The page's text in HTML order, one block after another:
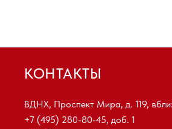
КОНТАКТЫ
ВДНХ, Проспект Мира, д. 119,
+7 (495) 280-80-45, доб. 1